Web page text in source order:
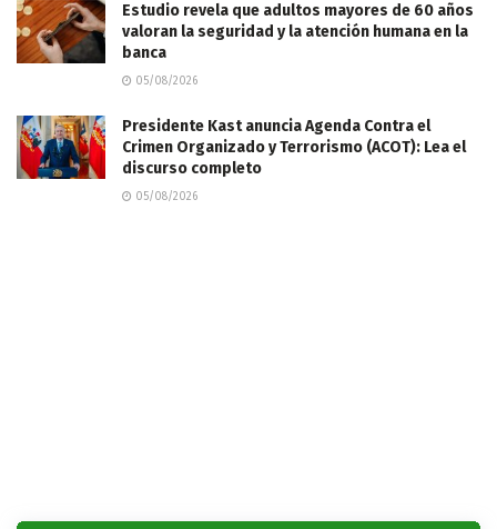
Estudio revela que adultos mayores de 60 años
valoran la seguridad y la atención humana en la
banca
05/08/2026
Presidente Kast anuncia Agenda Contra el
Crimen Organizado y Terrorismo (ACOT): Lea el
discurso completo
05/08/2026